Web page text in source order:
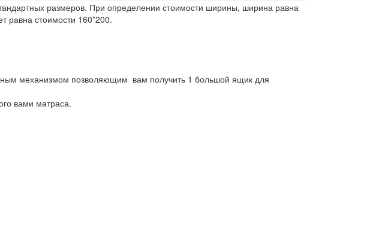
размеров. При определении стоимости ширины, ширина равна
равна стоимости 160*200.
механизмом позволяющим вам получить 1 большой ящик для
вами матраса.